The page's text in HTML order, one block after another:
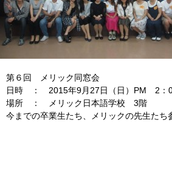
第６回 メリック同窓会
日時 ： 2015年9月27日（日）PM 2：
場所 ： メリック日本語学校 3階
今までの卒業生たち、メリックの先生た